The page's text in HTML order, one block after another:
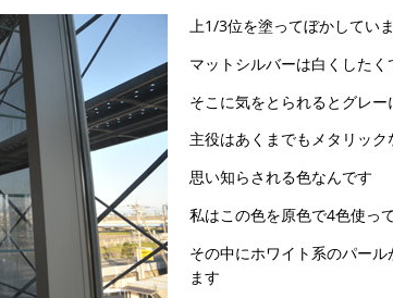
上1/3位を塗ってぼかしてい
マットシルバーは白くしたく
そこに気をとられるとグレ
主役はあくまでもメタリッ
思い知らされる色なんです
私はこの色を原色で4色使っ
その中にホワイト系のパー
ます